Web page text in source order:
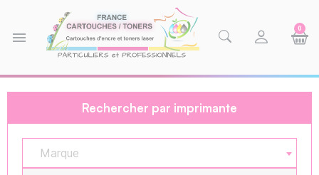
menu
0
Rechercher par imprimante
Marque